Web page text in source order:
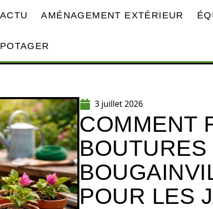
ACTU AMÉNAGEMENT EXTÉRIEUR
POTAGER
3 juillet 2026
COMMENT
BOUTURES
POUR LES